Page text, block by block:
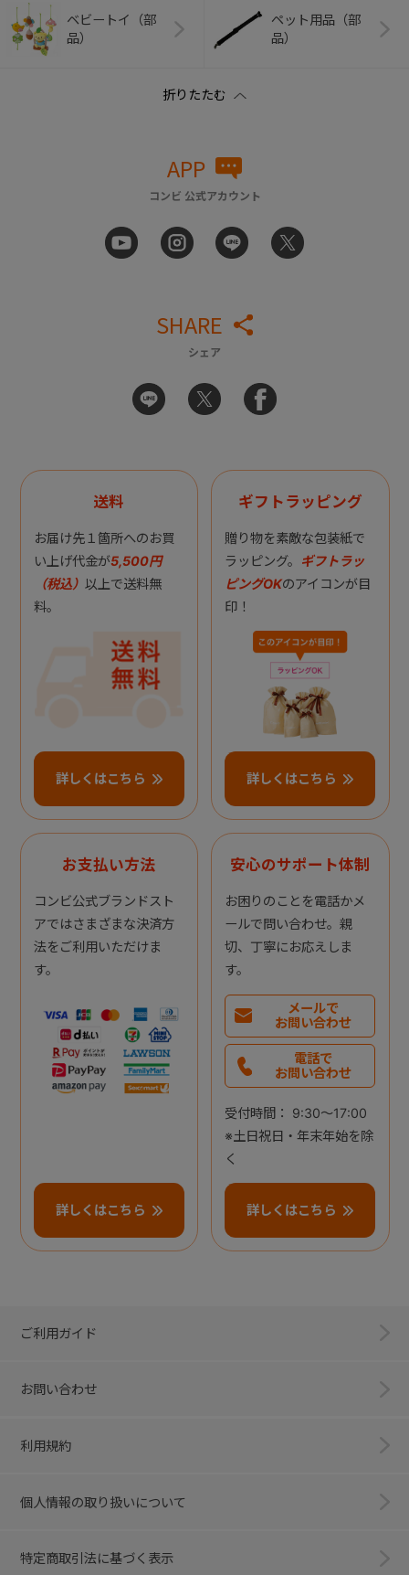
ベビートイ（部
品）
ペット用品（部
品）
APP
コンビ 公式アカウント
SHARE
シェア
送料
お届け先１箇所へのお買
い上げ代金が5,500円
（税込） 以上で送料無
料。
詳しくはこちら
ギフトラッピング
贈り物を素敵な包装紙で
ラッピング。 ギフトラッ
ピングOKのアイコンが目
印！
詳しくはこちら
お支払い方法
コンビ公式ブランドスト
アではさまざまな決済方
法をご利用いただけま
す。
詳しくはこちら
安心のサポート体制
お困りのことを電話かメ
ールで問い合わせ。親
切、丁寧にお応えしま
す。
メールで
お問い合わせ
電話で
お問い合わせ
受付時間： 9:30～17:00
※土日祝日・年末年始を除
く
詳しくはこちら
ご利用ガイド
お問い合わせ
利用規約
個人情報の取り扱いについて
特定商取引法に基づく表示